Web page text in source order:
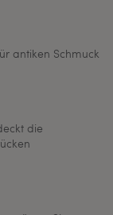
doch einmal
mit uns
eine
können
Artikel
den vollen
antiken Schmuck
die